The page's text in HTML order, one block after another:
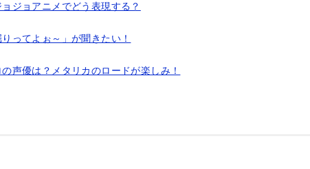
ジョアニメでどう表現する？
ってよぉ～」が聞きたい！
声優は？メタリカのロードが楽しみ！